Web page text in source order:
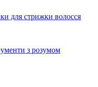
для стрижки волосся
з розумом